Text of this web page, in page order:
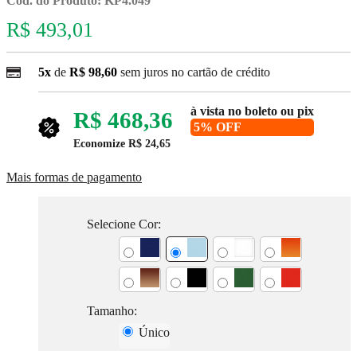
R$ 493,01
5x de R$ 98,60 sem juros no cartão de crédito
R$ 468,36
à vista no boleto ou pix
5% OFF
Economize R$ 24,65
Mais formas de pagamento
Selecione Cor:
Tamanho:
Único